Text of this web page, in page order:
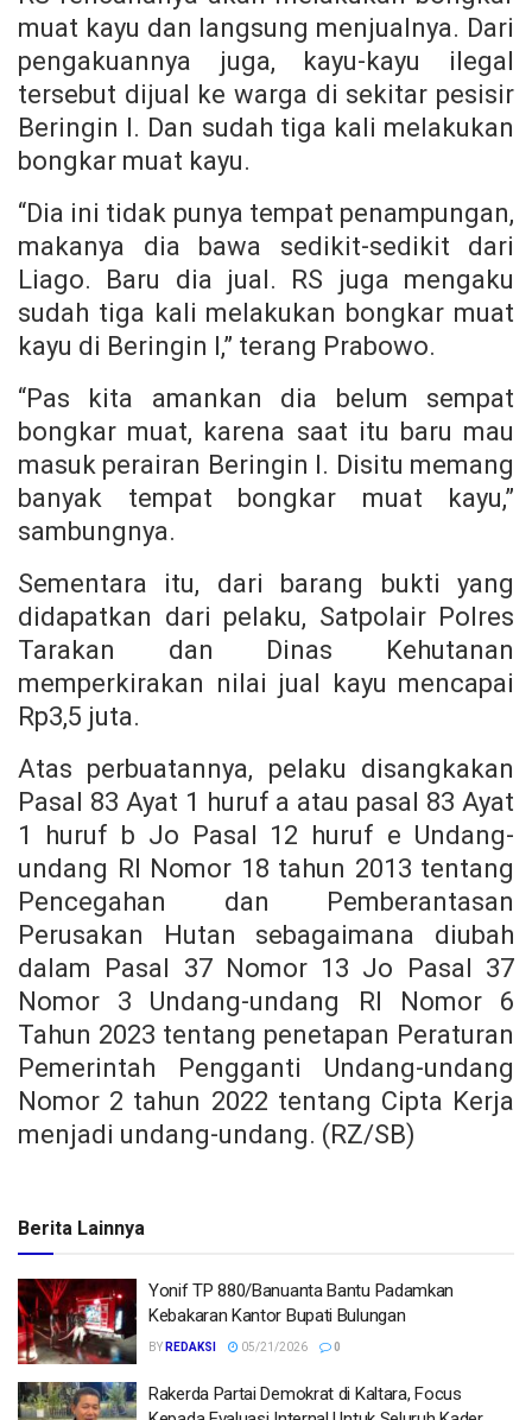
muat kayu dan langsung menjualnya. Dari
pengakuannya juga, kayu-kayu ilegal
tersebut dijual ke warga di sekitar pesisir
Beringin I. Dan sudah tiga kali melakukan
bongkar muat kayu.
“Dia ini tidak punya tempat penampungan,
makanya dia bawa sedikit-sedikit dari
Liago. Baru dia jual. RS juga mengaku
sudah tiga kali melakukan bongkar muat
kayu di Beringin I,” terang Prabowo.
“Pas kita amankan dia belum sempat
bongkar muat, karena saat itu baru mau
masuk perairan Beringin I. Disitu memang
banyak tempat bongkar muat kayu,”
sambungnya.
Sementara itu, dari barang bukti yang
didapatkan dari pelaku, Satpolair Polres
Tarakan dan Dinas Kehutanan
memperkirakan nilai jual kayu mencapai
Rp3,5 juta.
Atas perbuatannya, pelaku disangkakan
Pasal 83 Ayat 1 huruf a atau pasal 83 Ayat
1 huruf b Jo Pasal 12 huruf e Undang-
undang RI Nomor 18 tahun 2013 tentang
Pencegahan dan Pemberantasan
Perusakan Hutan sebagaimana diubah
dalam Pasal 37 Nomor 13 Jo Pasal 37
Nomor 3 Undang-undang RI Nomor 6
Tahun 2023 tentang penetapan Peraturan
Pemerintah Pengganti Undang-undang
Nomor 2 tahun 2022 tentang Cipta Kerja
menjadi undang-undang. (RZ/SB)
Berita Lainnya
Yonif TP 880/Banuanta Bantu Padamkan
Kebakaran Kantor Bupati Bulungan
BY REDAKSI 05/21/2026 0
Rakerda Partai Demokrat di Kaltara, Focus